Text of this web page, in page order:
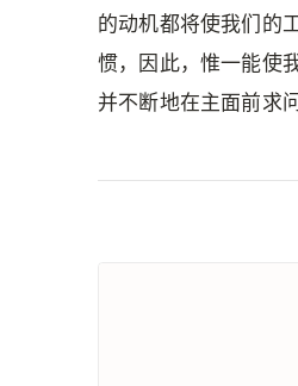
的动机都将使我们的
惯，因此，惟一能使
并不断地在主面前求